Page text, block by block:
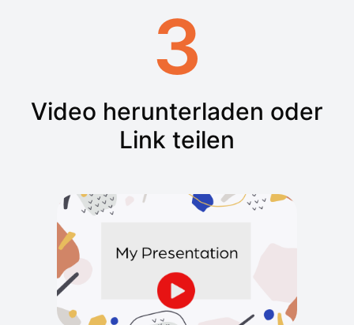
3
Video herunterladen oder
Link teilen